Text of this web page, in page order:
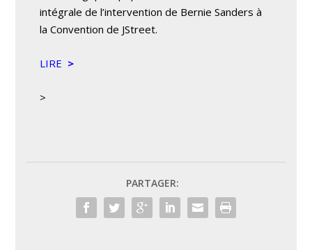
intégrale de l’intervention de Bernie Sanders à
la Convention de JStreet.
LIRE >
>
PARTAGER: